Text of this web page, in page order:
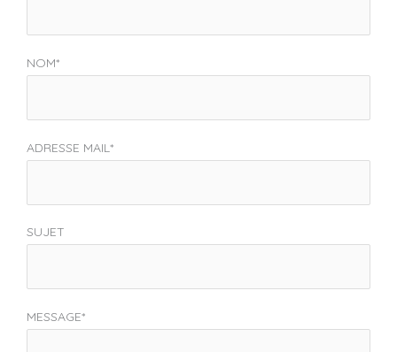
NOM*
ADRESSE MAIL*
SUJET
MESSAGE*